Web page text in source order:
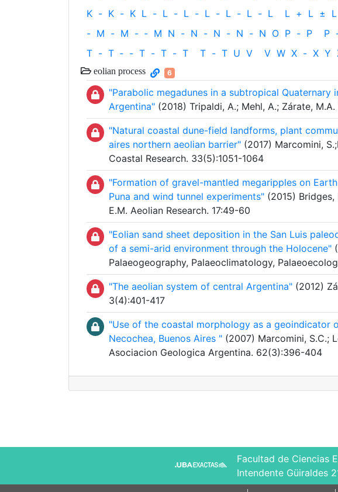
K - K - K L - L - L - L - L - L - L L + L ± L
- M - M - ‐ M N - N - N - N - N O P - P P
T - T ‐ - T - T - T T - T U V V W X - X Y
eolian process 6
"Parabolic megadunes in a subtropical Quaternary
Argentina" (2018) Tripaldi, A.; Mehl, A.; Zárate,
"Natural coastal dune-field landforms, plant
aires northern aeolian barrier" (2017) Marcomini,
Coastal Research. 33(5):1051-1064
"Formation of gravel-mantled megaripples on
Puna and wind tunnel experiments" (2015) Bridges,
E.M. Aeolian Research. 17:49-60
"Eolian sand sheet deposition in the San Luis
of a semi-arid environment through the Holocene"
Palaeogeography, Palaeoclimatology,
"The aeolian system of central Argentina" (2012)
3(4):401-417
"Use of the coastal morphology as a geoindicator
Necochea, Buenos Aires " (2007) Marcomini, S.C.;
Asociacion Geologica Argentina. 62(3):396-404
Facultad de Ciencias
Intendente Güiraldes